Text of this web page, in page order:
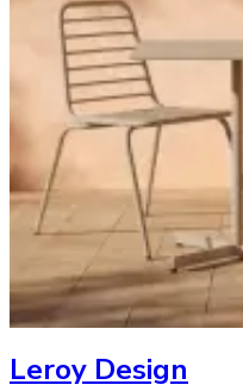
Leroy Design